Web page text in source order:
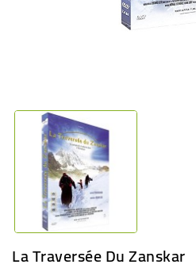
La Traversée Du Zanskar